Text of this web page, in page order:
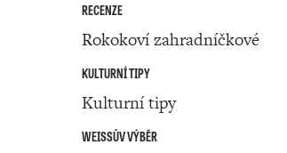
RECENZE
Rokokoví zahradníčkové
KULTURNÍ TIPY
Kulturní tipy
WEISSŮV VÝBĚR